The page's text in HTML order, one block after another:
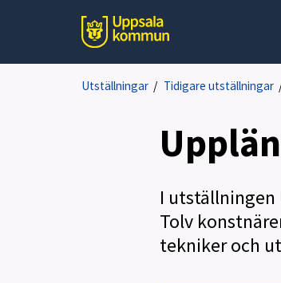
Utställningar / Tidigare utställningar
I utställningen
Tolv
tekniker och